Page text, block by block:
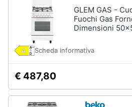
GLEM GAS -
Fuochi Gas
Dimensioni
Scheda informativa
€ 487,80